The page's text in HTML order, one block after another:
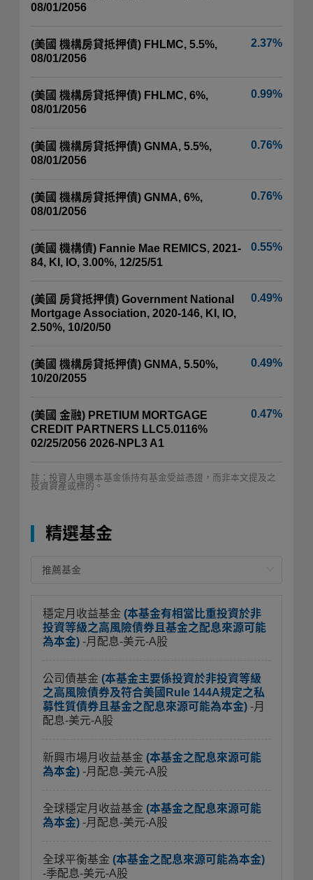
08/01/2056
(美國 機構房貸抵押債) FHLMC, 5.5%,
08/01/2056
2.37%
(美國 機構房貸抵押債) FHLMC, 6%,
08/01/2056
0.99%
(美國 機構房貸抵押債) GNMA, 5.5%,
08/01/2056
0.76%
(美國 機構房貸抵押債) GNMA, 6%,
08/01/2056
0.76%
(美國 機構債) Fannie Mae REMICS, 2021-
84, KI, IO, 3.00%, 12/25/51
0.55%
(美國 房貸抵押債) Government National
Mortgage Association, 2020-146, KI, IO,
2.50%, 10/20/50
0.49%
(美國 機構房貸抵押債) GNMA, 5.50%,
10/20/2055
0.49%
(美國 金融) PRETIUM MORTGAGE
CREDIT PARTNERS LLC5.0116%
02/25/2056 2026-NPL3 A1
0.47%
註：投資人申購本基金係持有基金受益憑證，而非本文提及之
投資資產或標的。
精選基金
穩定月收益基金 (本基金有相當比重投資於非
投資等級之高風險債券且基金之配息來源可能
為本金) -月配息-美元-A股
公司債基金 (本基金主要係投資於非投資等級
之高風險債券及符合美國Rule 144A規定之私
募性質債券且基金之配息來源可能為本金) -月
配息-美元-A股
新興市場月收益基金 (本基金之配息來源可能
為本金) -月配息-美元-A股
全球穩定月收益基金 (本基金之配息來源可能
為本金) -月配息-美元-A股
全球平衡基金 (本基金之配息來源可能為本金)
-季配息-美元-A股